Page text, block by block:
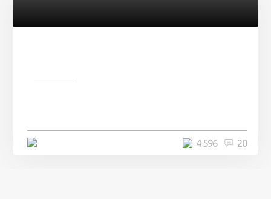
20
4 596